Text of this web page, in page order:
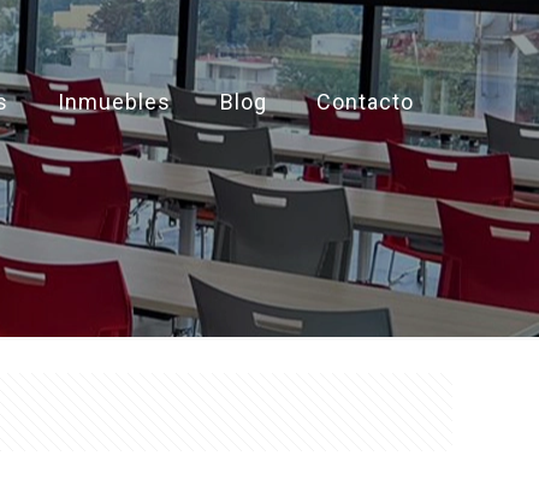
Inmuebles Blog Contacto